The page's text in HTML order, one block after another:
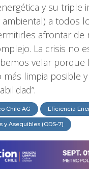
y su triple
a todos
afrontar de
La crisis no
velar porque
más limpia posible
Chile AG Eficiencia
y Asequibles (ODS-7)